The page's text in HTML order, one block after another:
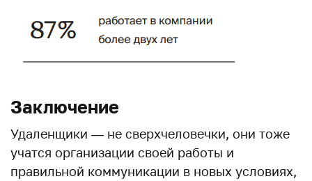
Заключение
Удаленщики — не сверхчеловечки, они тоже
учатся организации своей работы и
правильной коммуникации в новых условиях,